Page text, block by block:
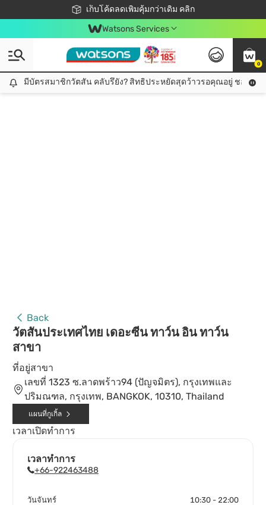
เก็บโค้ดลดเพิ่มคุ้มกว่าเดิม คลิก
ชอปออนไลน์ครั้งแรก ลดเพิ่มจุก ๆ 10%! 🎉
📦ส่งฟรี! เมื่อชอป 499฿
สมาชิกวัตสัน คลับดียังไง?
Watsons Services
0
มีบัตรสมาชิกวัตสัน คลับรึยัง? สิทธิประหยัดสุดว้าวรอคุณอยู่ ชอปคุ้มกว่าเดิม คลิก!
มีบัตรสมาชิกวัตสัน คลับรึยัง? สิทธิประหยัดสุดว้าวรอคุณอยู่ ชอปคุ้มก
Back
วัตสันประเทศไทย เดอะซีน ทาว์น อิน ทาว์น
สาขา
ที่อยู่สาขา
เลขที่ 1323 ซ.ลาดพร้าว94 (ปัญจมิตร), กรุงเทพและ
ปริมณฑล, กรุงเทพ, BANGKOK, 10310, Thailand
แผนที่กูเกิ้ล
เวลาเปิดทำการ
เวลาทำการ
+66-922463488
วันจันทร์ 10:30 - 22:00